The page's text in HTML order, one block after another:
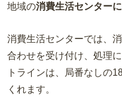
地域の消費生活センター
消費生活センターでは、
合わせを受け付け、処理
トラインは、局番なしの
くれます。